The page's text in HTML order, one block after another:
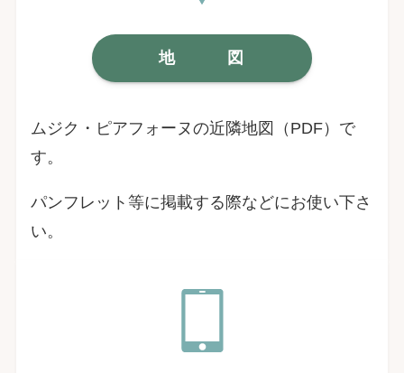
地 図
ムジク・ピアフォーヌの近隣地図（PDF）で
す。
パンフレット等に掲載する際などにお使い下さ
い。